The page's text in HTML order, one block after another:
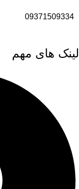
09371509334
لینک های مهم